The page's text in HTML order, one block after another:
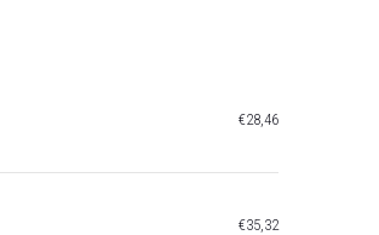
€28,46
€35,32